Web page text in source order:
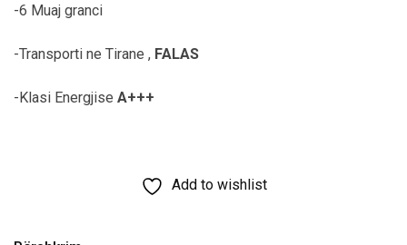
-6 Muaj granci
-Transporti ne Tirane , FALAS
-Klasi Energjise A+++
Add to wishlist